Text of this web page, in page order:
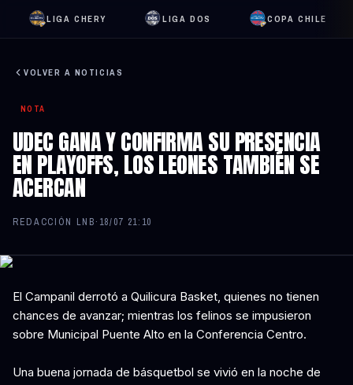
LIGA CHERY LIGA DOS COPA CHILE
VOLVER A NOTICIAS
NOTA
UDEC GANA Y CONFIRMA SU PRESENCIA
EN PLAYOFFS, LOS LEONES TAMBIÉN SE
ACERCAN
REDACCIÓN LNB· 18/07 21:10
El Campanil derrotó a Quilicura Basket, quienes no tienen
chances de avanzar; mientras los felinos se impusieron
sobre Municipal Puente Alto en la Conferencia Centro.
Una buena jornada de básquetbol se vivió en la noche de